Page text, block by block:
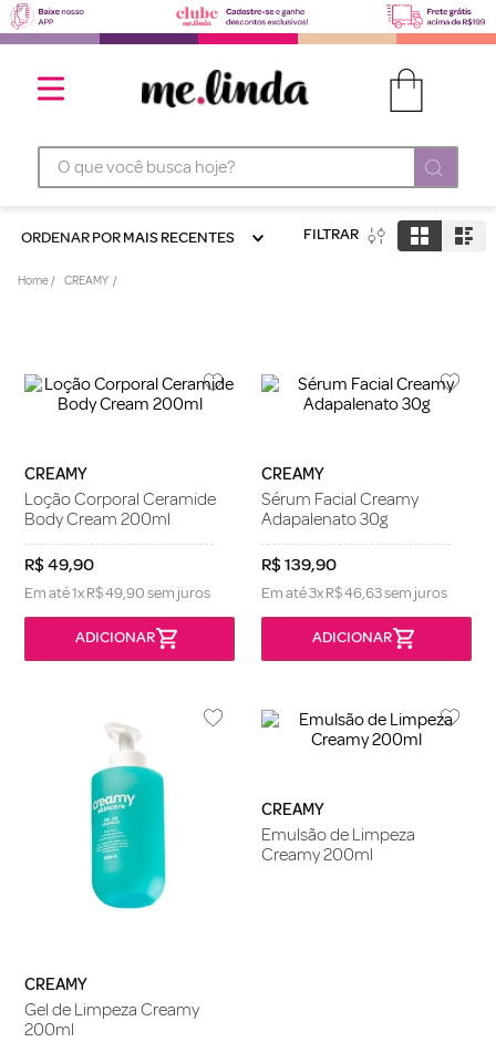
O que você busca hoje?
ORDENAR PORMAIS RECENTES FILTRAR
CREAMY
CREAMY
Loção Corporal Ceramide
Body Cream 200ml
R$49,90
Em até1xR$49,90sem juros
CREAMY
Sérum Facial Creamy
Adapalenato 30g
R$139,90
Em até3xR$46,63sem juros
CREAMY
Gel de Limpeza Creamy
200ml
CREAMY
Emulsão de Limpeza
Creamy 200ml